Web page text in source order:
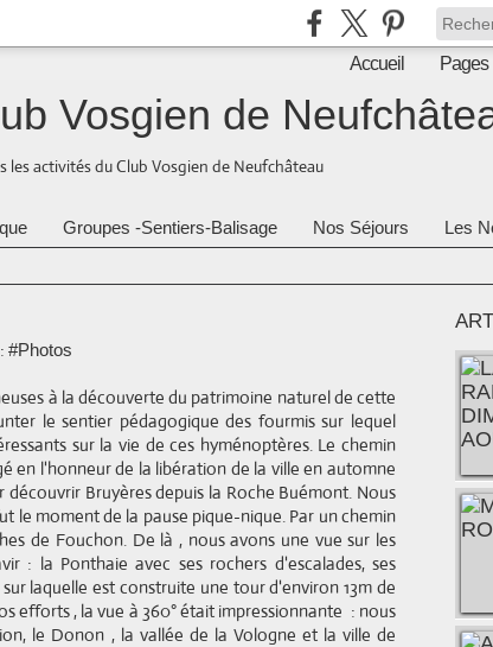
Accueil Pages
Vosgien de
les activités du Club Vosgien de Neufchâteau
Groupes -Sentiers-Balisage Nos Séjours Les
#Photos
à la découverte du patrimoine naturel de cette
le sentier pédagogique des fourmis sur lequel
sur la vie de ces hyménoptères. Le chemin
en l'honneur de la libération de la ville en automne
Bruyères depuis la Roche Buémont. Nous
le moment de la pause pique-nique. Par un chemin
de Fouchon. De là , nous avons une vue sur les
: la Ponthaie avec ses rochers d'escalades, ses
laquelle est construite une tour d'environ 13m de
efforts , la vue à 360° était impressionnante : nous
le Donon , la vallée de la Vologne et la ville de